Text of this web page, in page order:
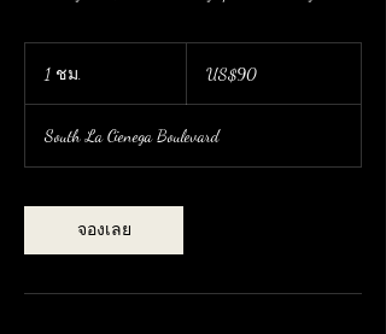
1 ชม.
ดอลลาร์
สหรัฐUS$90
South La Cienega Boulevard
จองเลย